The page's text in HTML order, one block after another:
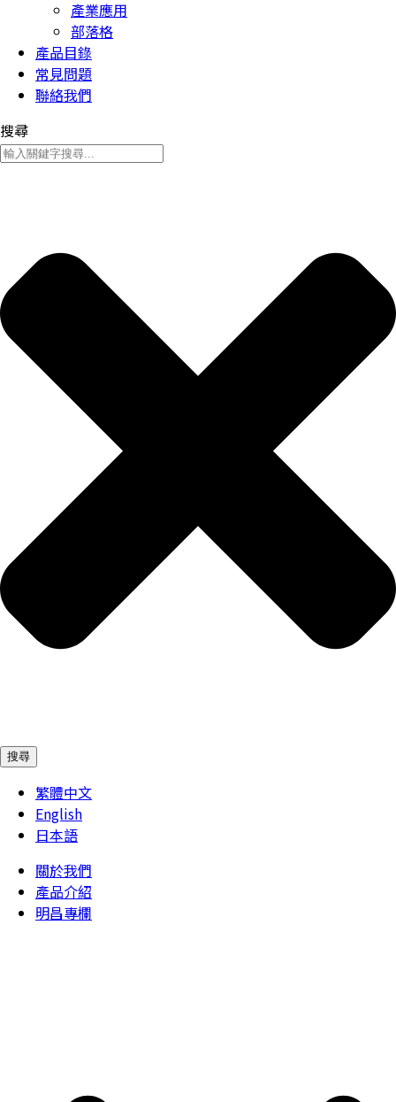
產業應用
部落格
產品目錄
常見問題
聯絡我們
搜尋
搜尋
繁體中文
English
日本語
關於我們
產品介紹
明昌專欄